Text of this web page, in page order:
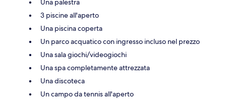
Una palestra
3 piscine all'aperto
Una piscina coperta
Un parco acquatico con ingresso incluso nel prezzo
Una sala giochi/videogiochi
Una spa completamente attrezzata
Una discoteca
Un campo da tennis all'aperto